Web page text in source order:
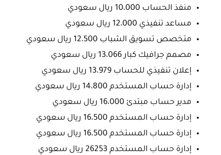
منفذ الحساب 10،000 ريال سعودي
مساعد تنفيذي 12،000 ريال سعودي
متخصص تسويق الشباب 12،500 ريال سعودي
مصمم جرافيك كبار 13،066 ريال سعودي
إعلان تنفيذي للحساب 13،979 ريال سعودي
إدارة حساب المستخدم 14،800 ريال سعودي
مدير حساب مبتدئ 16،000 ريال سعودي
إدارة حساب المستخدم 16،500 ريال سعودي
إدارة حساب المستخدم 16،500 ريال سعودي
إدارة حساب المستخدم 26253 ريال سعودي